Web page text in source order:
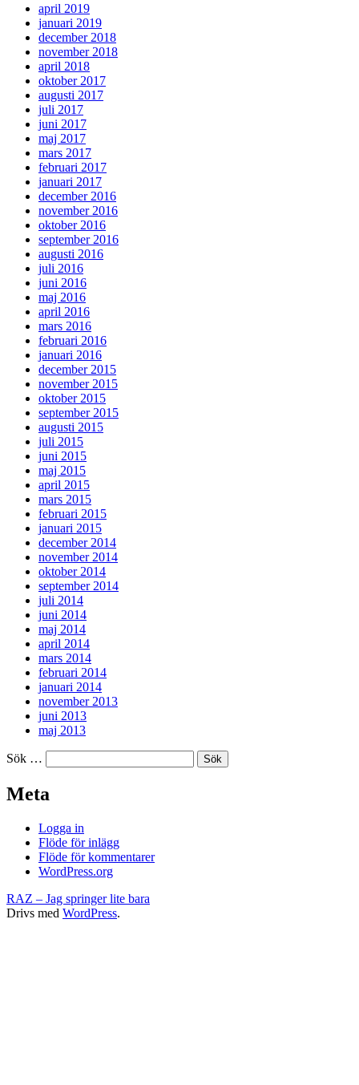
april 2019
januari 2019
december 2018
november 2018
april 2018
oktober 2017
augusti 2017
juli 2017
juni 2017
maj 2017
mars 2017
februari 2017
januari 2017
december 2016
november 2016
oktober 2016
september 2016
augusti 2016
juli 2016
juni 2016
maj 2016
april 2016
mars 2016
februari 2016
januari 2016
december 2015
november 2015
oktober 2015
september 2015
augusti 2015
juli 2015
juni 2015
maj 2015
april 2015
mars 2015
februari 2015
januari 2015
december 2014
november 2014
oktober 2014
september 2014
juli 2014
juni 2014
maj 2014
april 2014
mars 2014
februari 2014
januari 2014
november 2013
juni 2013
maj 2013
Sök …
Meta
Logga in
Flöde för inlägg
Flöde för kommentarer
WordPress.org
RAZ – Jag springer lite bara
Drivs med WordPress.